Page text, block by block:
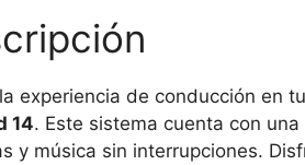
experiencia de conducción en tu
14. Este sistema cuenta con una
y música sin interrupciones.